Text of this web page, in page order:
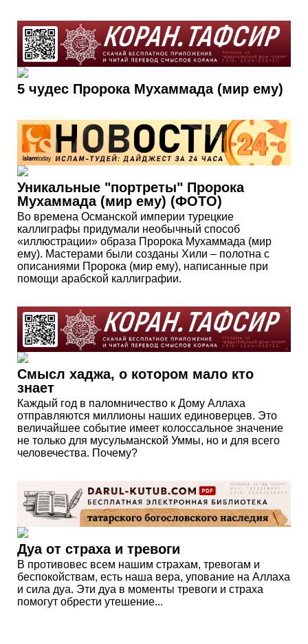
5 чудес Пророка Мухаммада (мир ему)
Уникальные "портреты" Пророка
Мухаммада (мир ему) (ФОТО)
Во времена Османской империи турецкие
каллиграфы придумали необычный способ
«иллюстрации» образа Пророка Мухаммада (мир
ему). Мастерами были созданы Хили – полотна с
описаниями Пророка (мир ему), написанные при
помощи арабской каллиграфии.
Смысл хаджа, о котором мало кто
знает
Каждый год в паломничество к Дому Аллаха
отправляются миллионы наших единоверцев. Это
величайшее событие имеет колоссальное значение
не только для мусульманской Уммы, но и для всего
человечества. Почему?
Дуа от страха и тревоги
В противовес всем нашим страхам, тревогам и
беспокойствам, есть наша вера, упование на Аллаха
и сила дуа. Эти дуа в моменты тревоги и страха
помогут обрести утешение...